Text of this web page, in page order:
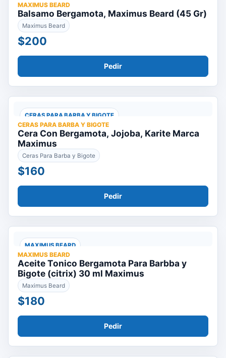
MAXIMUS BEARD
Balsamo Bergamota, Maximus Beard (45 Gr)
Maximus Beard
$200
Pedir
CERAS PARA BARBA Y BIGOTE
CERAS PARA BARBA Y BIGOTE
Cera Con Bergamota, Jojoba, Karite Marca
Maximus
Ceras Para Barba y Bigote
$160
Pedir
MAXIMUS BEARD
MAXIMUS BEARD
Aceite Tonico Bergamota Para Barbba y
Bigote (citrix) 30 ml Maximus
Maximus Beard
$180
Pedir